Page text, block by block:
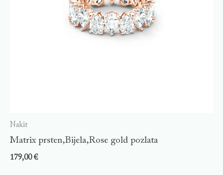
Nakit
Matrix prsten,Bijela,Rose gold pozlata
179,00€